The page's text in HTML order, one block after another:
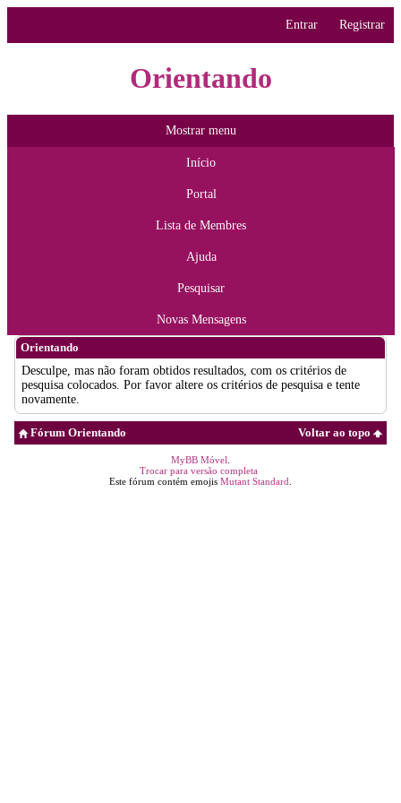
Entrar Registrar
Orientando
Mostrar menu
Início
Portal
Lista de Membres
Ajuda
Pesquisar
Novas Mensagens
Orientando
Desculpe, mas não foram obtidos resultados, com os critérios de
pesquisa colocados. Por favor altere os critérios de pesquisa e tente
novamente.
Voltar ao topo
Fórum Orientando
MyBB Móvel
Trocar para versão completa
Este fórum contém emojis Mutant Standard